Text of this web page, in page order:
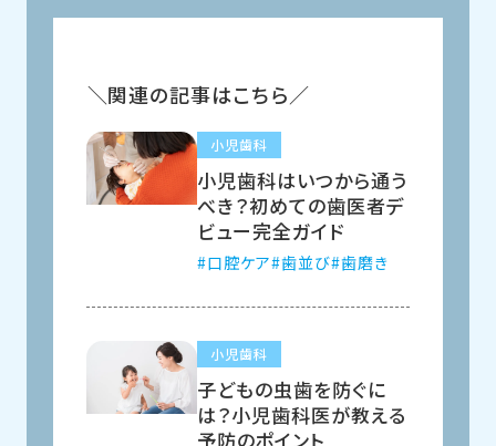
関連の記事はこちら
小児歯科
小児歯科はいつから通う
べき？初めての歯医者デ
ビュー完全ガイド
口腔ケア 歯並び 歯磨き
小児歯科
子どもの虫歯を防ぐに
は？小児歯科医が教える
予防のポイント